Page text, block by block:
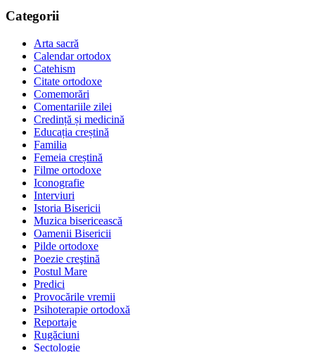
Categorii
Arta sacră
Calendar ortodox
Catehism
Citate ortodoxe
Comemorări
Comentariile zilei
Credință și medicină
Educația creștină
Familia
Femeia creștină
Filme ortodoxe
Iconografie
Interviuri
Istoria Bisericii
Muzica bisericească
Oamenii Bisericii
Pilde ortodoxe
Poezie creştină
Postul Mare
Predici
Provocările vremii
Psihoterapie ortodoxă
Reportaje
Rugăciuni
Sectologie